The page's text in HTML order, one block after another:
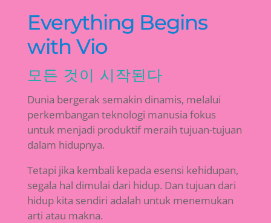
Everything Begins
with Vio
모든 것이 시작된다
Dunia bergerak semakin dinamis, melalui
perkembangan teknologi manusia fokus
untuk menjadi produktif meraih tujuan-tujuan
dalam hidupnya.
Tetapi jika kembali kepada esensi kehidupan,
segala hal dimulai dari hidup. Dan tujuan dari
hidup kita sendiri adalah untuk menemukan
arti atau makna.